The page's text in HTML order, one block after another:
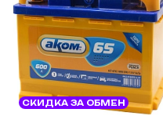
СКИДКА ЗА ОБМЕН